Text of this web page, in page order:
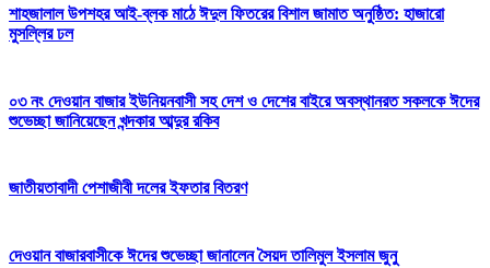
শাহজালাল উপশহর আই-ব্লক মাঠে ঈদুল ফিতরের বিশাল জামাত অনুষ্ঠিত: হাজারো
মুসল্লির ঢল
০৩ নং দেওয়ান বাজার ইউনিয়নবাসী সহ দেশ ও দেশের বাইরে অবস্থানরত সকলকে ঈদের
শুভেচ্ছা জানিয়েছেন খন্দকার আব্দুর রকিব
জাতীয়তাবাদী পেশাজীবী দলের ইফতার বিতরণ
দেওয়ান বাজারবাসীকে ঈদের শুভেচ্ছা জানালেন সৈয়দ তালিমুল ইসলাম জুনু